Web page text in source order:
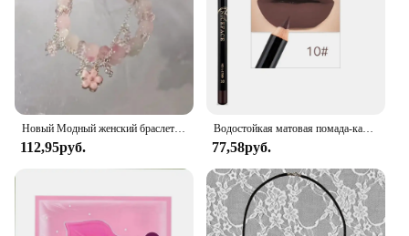
112,95руб.
Водостойкая матовая помада-карандаш для губ, 12 цветов
77,58руб.